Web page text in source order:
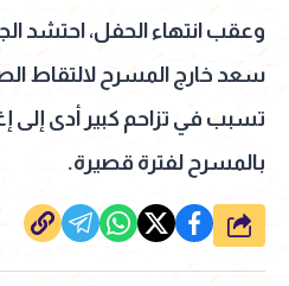
وعقب انتهاء الحفل، احتشد
سعد خارج المسرح لالتقاط
تسبب في تزاحم كبير أدى إلى
بالمسرح لفترة قصيرة.
شارك